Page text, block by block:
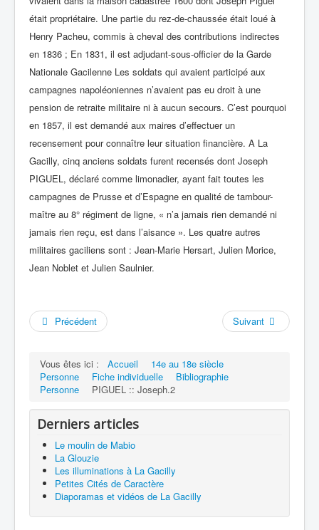
était propriétaire. Une partie du rez-de-chaussée était loué à
Henry Pacheu, commis à cheval des contributions indirectes
en 1836 ; En 1831, il est adjudant-sous-officier de la Garde
Nationale Gacilenne Les soldats qui avaient participé aux
campagnes napoléoniennes n’avaient pas eu droit à une
pension de retraite militaire ni à aucun secours. C’est pourquoi
en 1857, il est demandé aux maires d’effectuer un
recensement pour connaître leur situation financière. A La
Gacilly, cinq anciens soldats furent recensés dont Joseph
PIGUEL, déclaré comme limonadier, ayant fait toutes les
campagnes de Prusse et d’Espagne en qualité de tambour-
maître au 8° régiment de ligne, « n’a jamais rien demandé ni
jamais rien reçu, est dans l’aisance ». Les quatre autres
militaires gaciliens sont : Jean-Marie Hersart, Julien Morice,
Jean Noblet et Julien Saulnier.
Précédent Suivant
Vous êtes ici : Accueil
14e au 18e siècle
Personne
Fiche individuelle
Bibliographie
Personne
PIGUEL :: Joseph.2
Derniers articles
Le moulin de Mabio
La Glouzie
Les illuminations à La Gacilly
Petites Cités de Caractère
Diaporamas et vidéos de La Gacilly